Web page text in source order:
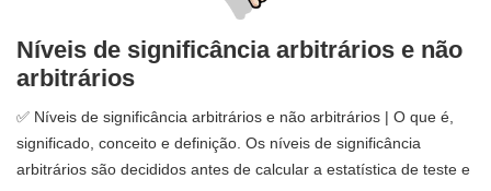
Níveis de significância arbitrários e não
arbitrários
✅ Níveis de significância arbitrários e não arbitrários | O que é,
significado, conceito e definição. Os níveis de significância
arbitrários são decididos antes de calcular a estatística de teste e